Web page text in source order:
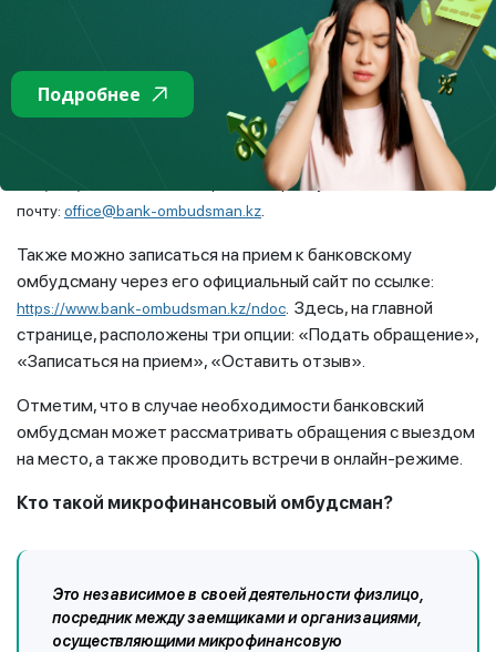
Как записаться на прием к банковскому омбудсману?
Можно обратиться в офис банковского омбудсмана по адресу:
г. Алматы, ул. Айманова, 124, офис 301, предварительно на
прием по телефонам: +7 (727) 261-22-16, +7 (727) 983-30-16,
+7 (708) 983-30-16 или через электронную
почту: office@bank-ombudsman.kz.
Также можно записаться на прием к банковскому
омбудсману через его официальный сайт по ссылке:
https://www.bank-ombudsman.kz/ndoc. Здесь, на главной
странице, расположены три опции: «Подать обращение»,
«Записаться на прием», «Оставить отзыв».
Отметим, что в случае необходимости банковский
омбудсман может рассматривать обращения с выездом
на место, а также проводить встречи в онлайн-режиме.
Кто такой микрофинансовый омбудсман?
Это независимое в своей деятельности физлицо,
посредник между заемщиками и организациями,
осуществляющими микрофинансовую
Подробнее